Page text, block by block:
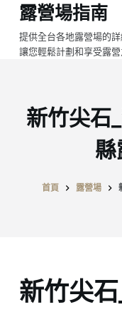
跳
至
主
露營場指南
提供全台各地露營場的
讓您輕鬆計劃和享受露營
新竹尖石
縣
首頁 露營場
新竹尖